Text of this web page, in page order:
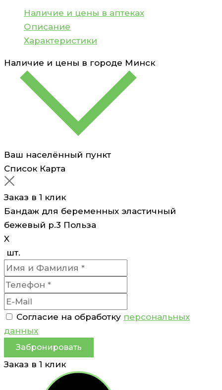
бежевый
Польза
Наличие и цены в аптеках
Описание
Характеристики
Наличие и цены в городе Минск
Ваш населённый пункт
Список Карта
Заказ в 1 клик
Бандаж для беременных эластичный
бежевый р.3 Польза
X
шт.
Согласие на обработку персональных
данных
Забронировать
Заказ в 1 клик